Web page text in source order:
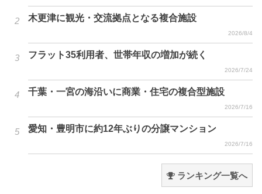
木更津に観光・交流拠点となる複合施設
2026/8/4
フラット35利用者、世帯年収の増加が続く
2026/7/24
千葉・一宮の海沿いに商業・住宅の複合型施設
2026/7/16
愛知・豊明市に約12年ぶりの分譲マンション
2026/7/16
ランキング一覧へ